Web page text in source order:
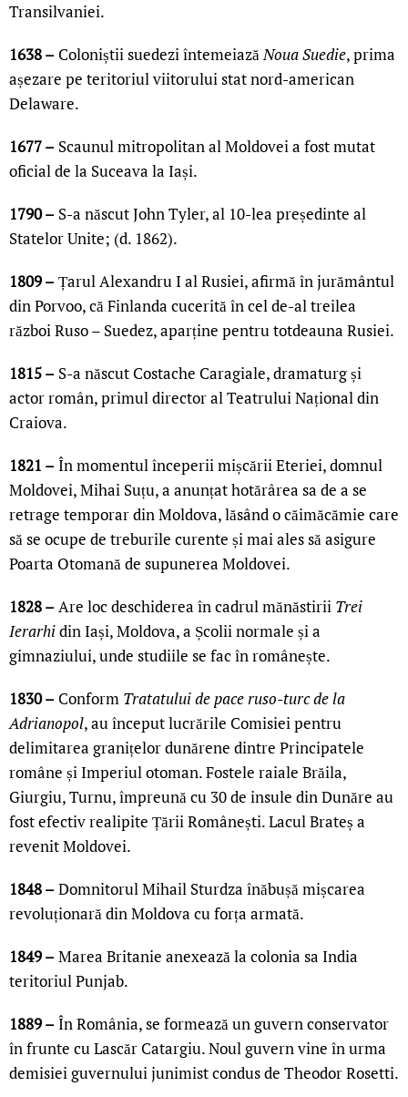
Transilvaniei.
1638 – Coloniștii suedezi întemeiazăNoua Suedie, prima
așezare pe teritoriul viitorului stat nord-american
Delaware.
1677 – Scaunul mitropolitan al Moldovei a fost mutat
oficial de la Suceava la Iași.
1790 – S-a născut John Tyler, al 10-lea președinte al
Statelor Unite; (d. 1862).
1809 –Țarul Alexandru I al Rusiei, afirmă în jurământul
din Porvoo, că Finlanda cucerită în cel de-al treilea
război Ruso – Suedez, aparține pentru totdeauna Rusiei.
1815 – S-a născut Costache Caragiale, dramaturg și
actor român, primul director al Teatrului Național din
Craiova.
1821 –În momentul începerii mișcării Eteriei, domnul
Moldovei, Mihai Suțu, a anunțat hotărârea sa de a se
retrage temporar din Moldova, lăsând o căimăcămie care
să se ocupe de treburile curente și mai ales să asigure
Poarta Otomană de supunerea Moldovei.
1828 –Are loc deschiderea în cadrul mănăstirii Trei
Ierarhidin Iași, Moldova, a Școlii normale și a
gimnaziului, unde studiile se fac în românește.
1830 – Conform Tratatului de pace ruso-turc de la
Adrianopol, au început lucrările Comisiei pentru
delimitarea granițelor dunărene dintre Principatele
române și Imperiul otoman. Fostele raiale Brăila,
Giurgiu, Turnu, împreună cu 30 de insule din Dunăre au
fost efectiv realipite Țării Românești. Lacul Brateș a
revenit Moldovei.
1848 –Domnitorul Mihail Sturdza înăbușă mișcarea
revoluționară din Moldova cu forța armată.
1849 –Marea Britanie anexează la colonia sa India
teritoriul Punjab.
1889 –În România, se formează un guvern conservator
în frunte cu Lascăr Catargiu. Noul guvern vine în urma
demisiei guvernului junimist condus de Theodor Rosetti.